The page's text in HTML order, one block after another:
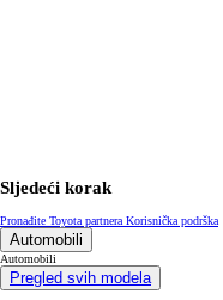
Sljedeći korak
Pronađite Toyota partnera Korisnička podrška
Automobili
Automobili
Pregled svih modela